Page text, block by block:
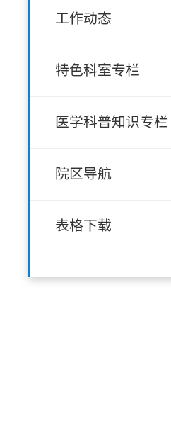
工作动态
特色科室专栏
医学科普知识专栏
院区导航
表格下载